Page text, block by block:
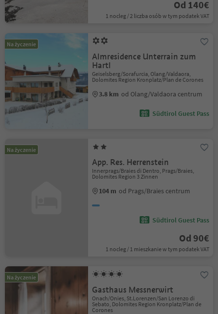
Od 140€
1 nocleg / 2 liczba osób w tym podatek VAT
Na życzenie
Almresidence Unterrain zum
Hartl
Geiselsberg/Sorafurcia, Olang/Valdaora,
Dolomites Region Kronplatz/Plan de Corones
3.8 km od Olang/Valdaora centrum
Südtirol Guest Pass
Na życzenie
App. Res. Herrenstein
Innerprags/Braies di Dentro, Prags/Braies,
Dolomites Region 3 Zinnen
104 m od Prags/Braies centrum
Südtirol Guest Pass
Od 90€
1 nocleg / 1 mieszkanie w tym podatek VAT
Na życzenie
Gasthaus Messnerwirt
Onach/Onies, St.Lorenzen/San Lorenzo di
Sebato, Dolomites Region Kronplatz/Plan de
Corones